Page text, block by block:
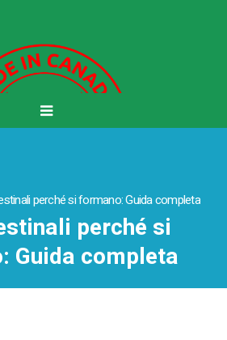
perché si formano: Guida completa
perché si
Guida completa